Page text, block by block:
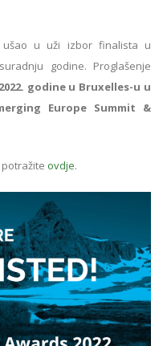
ušao u uži izbor finalista u
godine. Proglašenje
godine u Bruxelles-u u
Europe Summit &
ovdje.